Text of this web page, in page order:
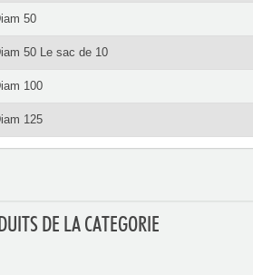
50
50 Le sac de 10
100
125
DE LA CATEGORIE